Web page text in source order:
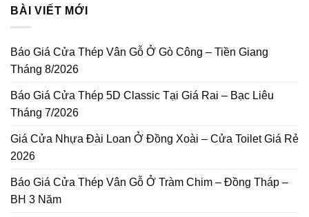
BÀI VIẾT MỚI
Báo Giá Cửa Thép Vân Gỗ Ở Gò Công – Tiền Giang
Tháng 8/2026
Báo Giá Cửa Thép 5D Classic Tại Giá Rai – Bạc Liêu
Tháng 7/2026
Giá Cửa Nhựa Đài Loan Ở Đồng Xoài – Cửa Toilet Giá Rẻ
2026
Báo Giá Cửa Thép Vân Gỗ Ở Tràm Chim – Đồng Tháp –
BH 3 Năm